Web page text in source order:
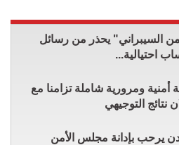
السيبراني" يحذر من رسائل
احتيالية...
أمنية ومرورية شاملة تزامنا مع
نتائج التوجيهي
يرحب بإدانة مجلس الأمن